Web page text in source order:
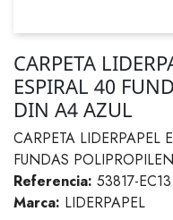
CARPETA
ESPIRAL 40
DIN A4 AZUL
CARPETA LIDERPAPEL
FUNDAS
Referencia: 53817-EC13
Marca: LIDERPAPEL